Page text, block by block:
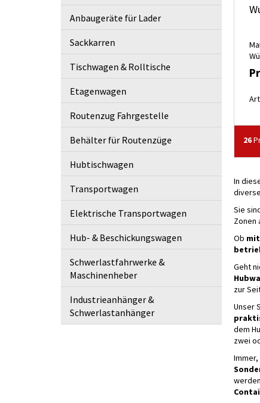
Anbaugeräte für Lader
Sackkarren
Tischwagen & Rolltische
Etagenwagen
Routenzug Fahrgestelle
Behälter für Routenzüge
Hubtischwagen
Transportwagen
Elektrische Transportwagen
Hub- & Beschickungswagen
Schwerlastfahrwerke &
Maschinenheber
Industrieanhänger &
Schwerlastanhänger
26
In
Sie
Zonen
Ob
Geht
zur
Unser
dem
zwei